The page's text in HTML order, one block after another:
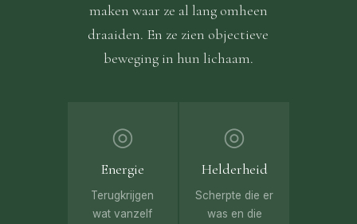
maken waar ze al lang omheen
draaiden. En ze zien objectieve
beweging in hun lichaam.
◎
Energie
Terugkrijgen
wat vanzelf
◎
Helderheid
Scherpte die er
was en die